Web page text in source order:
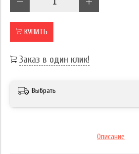
КУПИТЬ
Заказ в один клик!
Выбрать
Описание